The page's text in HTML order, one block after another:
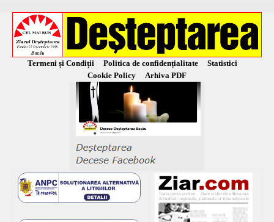
Termeni și Condiții Politica de confidențialitate
Statistici
Cookie Policy
Arhiva PDF